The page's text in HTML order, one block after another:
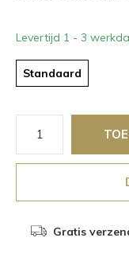
Levertijd 1 - 3
Standaard
Gratis